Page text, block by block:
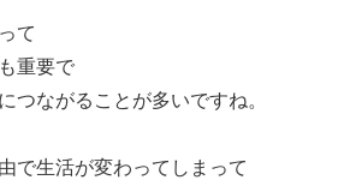
て
重要で
つながることが多いですね。
で生活が変わってしまって